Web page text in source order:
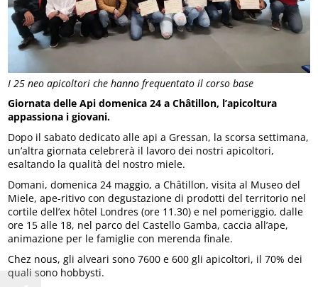
I 25 neo apicoltori che hanno frequentato il corso base
Giornata delle Api domenica 24 a Châtillon, l’apicoltura
appassiona i giovani.
Dopo il sabato dedicato alle api a Gressan, la scorsa settimana,
un’altra giornata celebrerà il lavoro dei nostri apicoltori,
esaltando la qualità del nostro miele.
Domani, domenica 24 maggio, a Châtillon, visita al Museo del
Miele, ape-ritivo con degustazione di prodotti del territorio nel
cortile dell’ex hôtel Londres (ore 11.30) e nel pomeriggio, dalle
ore 15 alle 18, nel parco del Castello Gamba, caccia all’ape,
animazione per le famiglie con merenda finale.
Chez nous, gli alveari sono 7600 e 600 gli apicoltori, il 70% dei
quali sono hobbysti.